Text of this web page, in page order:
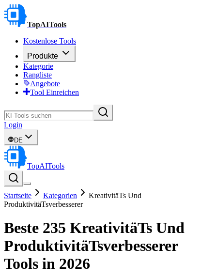
TopAITools
Kostenlose Tools
Produkte
Kategorie
Rangliste
Angebote
Tool Einreichen
Login
DE
TopAITools
Startseite Kategorien
KreativitäTs Und
ProduktivitäTsverbesserer
Beste 235 KreativitäTs Und
ProduktivitäTsverbesserer
Tools in 2026